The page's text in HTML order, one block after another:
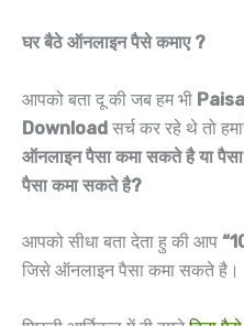
घर बैठे ऑनलाइन पैसे कमाए ?
आपको बता दू की जब हम भी
Download सर्च कर रहे थे तो
ऑनलाइन पैसा कमा सकते है या
पैसा कमा सकते है?
आपको सीधा बता देता हु की आप
जिसे ऑनलाइन पैसा कमा सकते है।